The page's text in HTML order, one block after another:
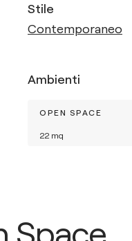
Stile
Contemporaneo
Ambienti
OPEN SPACE
22 mq
Space